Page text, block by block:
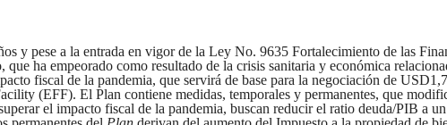
y pese a la entrada en vigor de la Ley No. 9635 Fortalecimiento de las
que ha empeorado como resultado de la crisis sanitaria y económica
fiscal de la pandemia, que servirá de base para la negociación de
(EFF). El Plan contiene medidas, temporales y permanentes, que
el impacto fiscal de la pandemia, buscan reducir el ratio deuda/PIB a